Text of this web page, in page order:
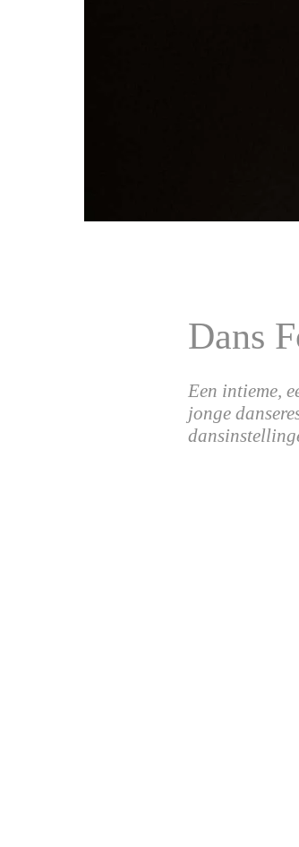
Dans
Een intieme,
jonge